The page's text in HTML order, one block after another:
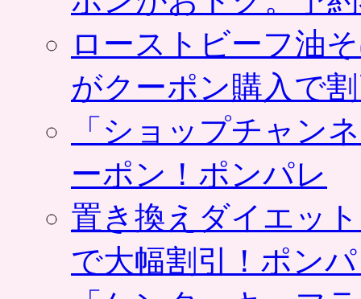
ローストビーフ油
がクーポン購入で
「ショップチャン
ーポン！ポンパレ
置き換えダイエッ
で大幅割引！ポン